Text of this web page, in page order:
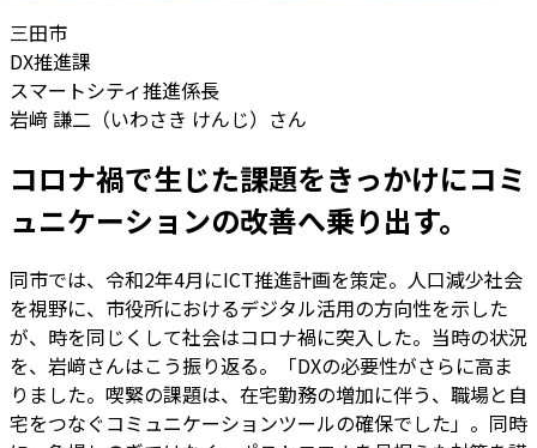
三田市
DX推進課
スマートシティ推進係長
岩﨑 謙二（いわさき けんじ）さん
コロナ禍で生じた課題をきっかけにコミ
ュニケーションの改善へ乗り出す。
同市では、令和2年4月にICT推進計画を策定。人口減少社会
を視野に、市役所におけるデジタル活用の方向性を示した
が、時を同じくして社会はコロナ禍に突入した。当時の状況
を、岩﨑さんはこう振り返る。「DXの必要性がさらに高ま
りました。喫緊の課題は、在宅勤務の増加に伴う、職場と自
宅をつなぐコミュニケーションツールの確保でした」。同時